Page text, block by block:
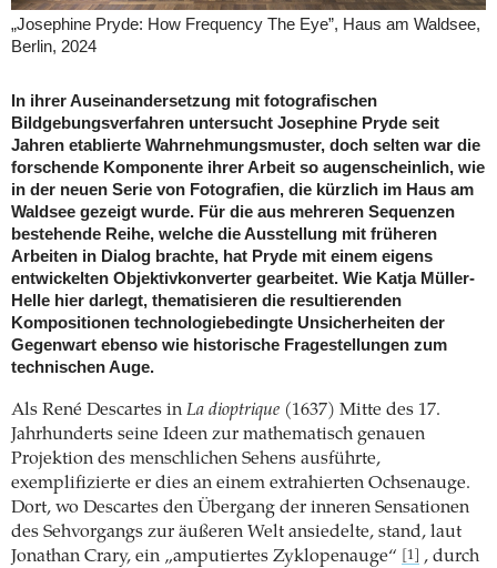
„Josephine Pryde: How Frequency The Eye”, Haus am Waldsee,
Berlin, 2024
In ihrer Auseinandersetzung mit fotografischen
Bildgebungsverfahren untersucht Josephine Pryde seit
Jahren etablierte Wahrnehmungsmuster, doch selten war die
forschende Komponente ihrer Arbeit so augenscheinlich, wie
in der neuen Serie von Fotografien, die kürzlich im Haus am
Waldsee gezeigt wurde. Für die aus mehreren Sequenzen
bestehende Reihe, welche die Ausstellung mit früheren
Arbeiten in Dialog brachte, hat Pryde mit einem eigens
entwickelten Objektivkonverter gearbeitet. Wie Katja Müller-
Helle hier darlegt, thematisieren die resultierenden
Kompositionen technologiebedingte Unsicherheiten der
Gegenwart ebenso wie historische Fragestellungen zum
technischen Auge.
Als René Descartes in La dioptrique (1637) Mitte des 17.
Jahrhunderts seine Ideen zur mathematisch genauen
Projektion des menschlichen Sehens ausführte,
exemplifizierte er dies an einem extrahierten Ochsenauge.
Dort, wo Descartes den Übergang der inneren Sensationen
des Sehvorgangs zur äußeren Welt ansiedelte, stand, laut
Jonathan Crary, ein „amputiertes Zyklopenauge“
[1]
, durch